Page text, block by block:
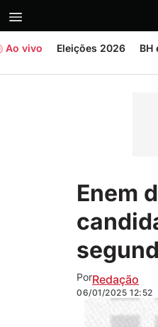
Ao vivo Eleições 2026 BH
Enem
PorRedação
06/01/2025 12:52